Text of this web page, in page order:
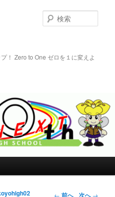
！ Zero to One ゼロを１に変えよ
索
投稿ナビゲー
← 前へ 次へ→